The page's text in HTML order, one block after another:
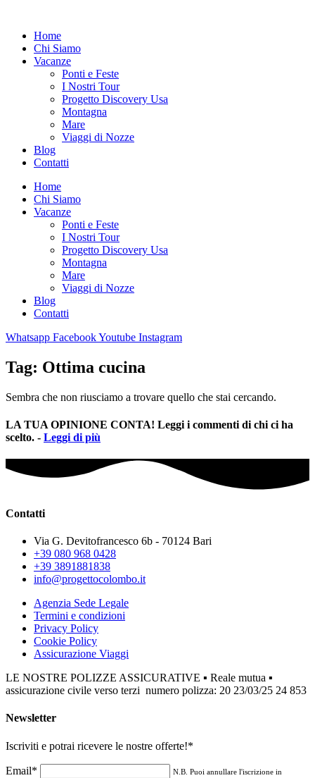
contenutoHome
Chi Siamo
Vacanze
Ponti e Feste
I Nostri Tour
Progetto Discovery Usa
Montagna
Mare
Viaggi di Nozze
Blog
Contatti
Home
Chi Siamo
Vacanze
Ponti e Feste
I Nostri Tour
Progetto Discovery Usa
Montagna
Mare
Viaggi di Nozze
Blog
Contatti
Whatsapp FacebookYoutube Instagram
Tag: Ottima cucina
Sembra che non riusciamo a trovare quello che stai cercando.
LA TUA OPINIONE CONTA! Leggi i commenti di chi ci ha
scelto. - Leggi di più
Contatti
Via G. Devitofrancesco 6b - 70124 Bari
+39 080 968 0428
+39 3891881838
info@progettocolombo.it
Agenzia Sede Legale
Termini e condizioni
Privacy Policy
Cookie Policy
Assicurazione Viaggi
LE NOSTRE POLIZZE ASSICURATIVE ▪ Reale mutua ▪
assicurazione civile verso terzi numero polizza: 20 23/03/25 24 853
Newsletter
Iscriviti e potrai ricevere le nostre offerte!*
Email*
N.B. Puoi annullare l'iscrizione in